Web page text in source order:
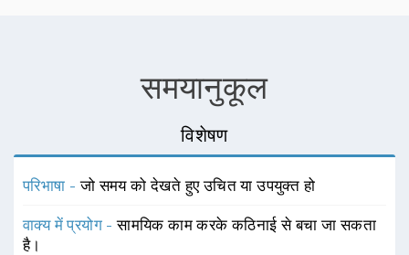
समयानुकूल
विशेषण
परिभाषा -जो समय को देखते हुए उचित या उपयुक्त हो
वाक्य में प्रयोग -सामयिक काम करके कठिनाई से बचा जा सकता
है।